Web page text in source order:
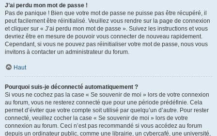
J’ai perdu mon mot de passe !
Pas de panique ! Bien que votre mot de passe ne puisse pas être récupéré, il
peut facilement être réinitialisé. Veuillez vous rendre sur la page de connexion
et cliquer sur « J’ai perdu mon mot de passe ». Suivez les instructions et vous
devriez être en mesure de pouvoir vous connecter de nouveau rapidement.
Cependant, si vous ne pouvez pas réinitialiser votre mot de passe, nous vous
invitons à contacter un administrateur du forum.
Haut
Pourquoi suis-je déconnecté automatiquement ?
Si vous ne cochez pas la case « Se souvenir de moi » lors de votre connexion
au forum, vous ne resterez connecté que pour une période prédéfinie. Cela
permet d’éviter que votre compte soit utilisé par quelqu’un d’autre. Pour rester
connecté, veuillez cocher la case « Se souvenir de moi » lors de votre
connexion au forum. Ceci n’est pas recommandé si vous accédez au forum
depuis un ordinateur public, comme une librairie, un cybercafé, une université,